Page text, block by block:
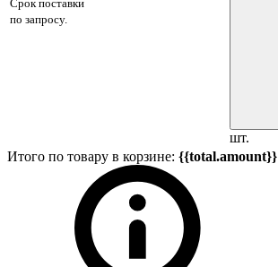
Срок поставки
по запросу.
шт.
Итого по товару в корзине: {{total.amount}}